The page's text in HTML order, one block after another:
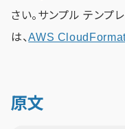
さい。サンプル テンプ
は、AWS
原文